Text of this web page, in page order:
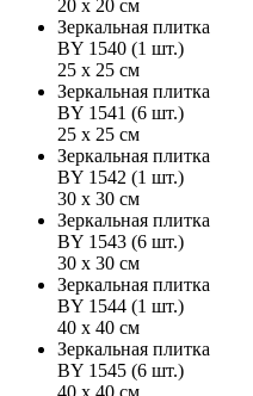
20 х 20 см
Зеркальная плитка
BY 1540 (1 шт.)
25 х 25 см
Зеркальная плитка
BY 1541 (6 шт.)
25 х 25 см
Зеркальная плитка
BY 1542 (1 шт.)
30 х 30 см
Зеркальная плитка
BY 1543 (6 шт.)
30 х 30 см
Зеркальная плитка
BY 1544 (1 шт.)
40 х 40 см
Зеркальная плитка
BY 1545 (6 шт.)
40 х 40 см